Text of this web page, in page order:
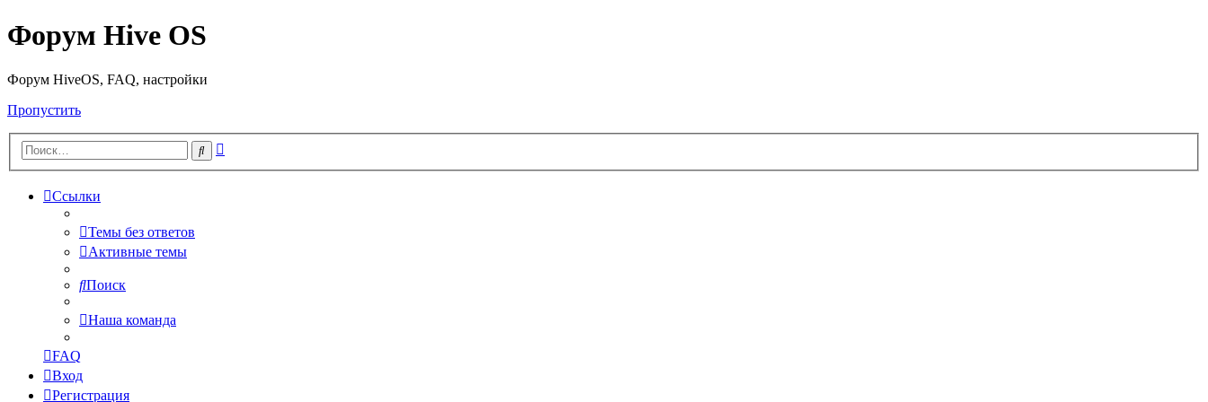
Форум Hive OS
Форум HiveOS, FAQ, настройки
Пропустить
Поиск
Ссылки
Темы без ответов
Активные темы
Поиск
Наша команда
FAQ
Вход
Регистрация